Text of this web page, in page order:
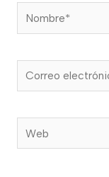
Nombre*
Correo
electrónico*
Web